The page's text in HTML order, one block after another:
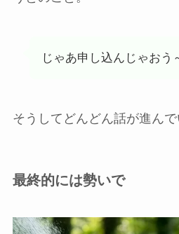
じゃあ申し込んじゃおう
そうしてどんどん話が進んで
最終的には勢いで